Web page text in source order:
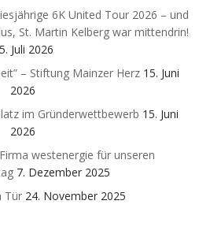
6K United Tour 2026 – und
St. Martin Kelberg war mittendrin!
Juli 2026
– Stiftung Mainzer Herz 15. Juni
2026
im Gründerwettbewerb 15. Juni
2026
westenergie für unseren
7. Dezember 2025
Tür 24. November 2025